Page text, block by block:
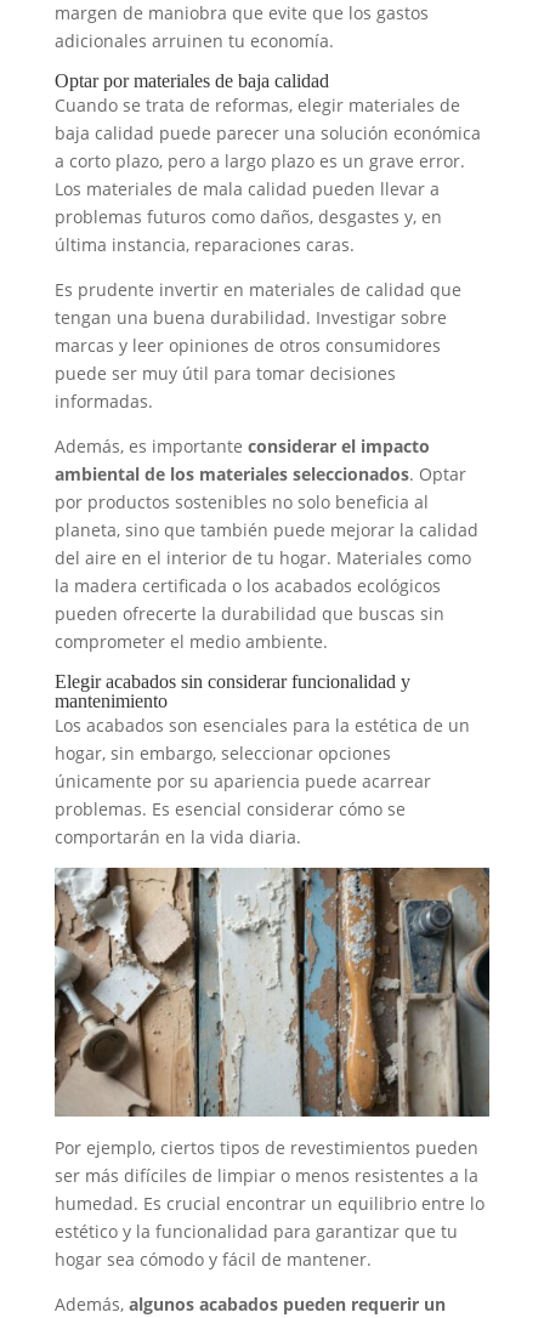
margen de maniobra que evite que los gastos
adicionales arruinen tu economía.
Optar por materiales de baja calidad
Cuando se trata de reformas, elegir materiales de
baja calidad puede parecer una solución económica
a corto plazo, pero a largo plazo es un grave error.
Los materiales de mala calidad pueden llevar a
problemas futuros como daños, desgastes y, en
última instancia, reparaciones caras.
Es prudente invertir en materiales de calidad que
tengan una buena durabilidad. Investigar sobre
marcas y leer opiniones de otros consumidores
puede ser muy útil para tomar decisiones
informadas.
Además, es importante considerar el impacto
ambiental de los materiales seleccionados. Optar
por productos sostenibles no solo beneficia al
planeta, sino que también puede mejorar la calidad
del aire en el interior de tu hogar. Materiales como
la madera certificada o los acabados ecológicos
pueden ofrecerte la durabilidad que buscas sin
comprometer el medio ambiente.
Elegir acabados sin considerar funcionalidad y
mantenimiento
Los acabados son esenciales para la estética de un
hogar, sin embargo, seleccionar opciones
únicamente por su apariencia puede acarrear
problemas. Es esencial considerar cómo se
comportarán en la vida diaria.
Por ejemplo, ciertos tipos de revestimientos pueden
ser más difíciles de limpiar o menos resistentes a la
humedad. Es crucial encontrar un equilibrio entre lo
estético y la funcionalidad para garantizar que tu
hogar sea cómodo y fácil de mantener.
Además, algunos acabados pueden requerir un